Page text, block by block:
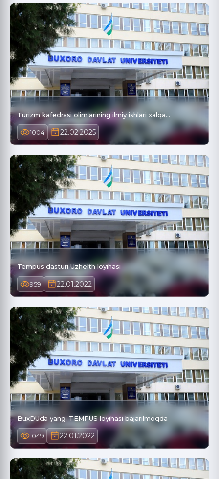
Turizm kafedrasi olimlarining ilmiy ishlari xalqa…
1004 22.02.2025
Tempus dasturi Uzhelth loyihasi
959 22.01.2022
BuxDUda yangi TEMPUS loyihasi bajarilmoqda
1049 22.01.2022